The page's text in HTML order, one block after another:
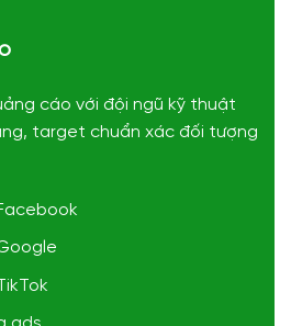
cáo với đội ngũ kỹ thuật
target chuẩn xác đối tượng